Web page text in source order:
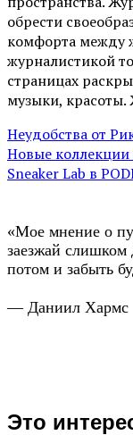
обрести
комфорта между
журналистикой
страницах
музыки, красоты.
Неудобства от
Новые
Sneaker Lab в
«Мое мнение о
заезжай слишком
потом и забыть
— Даниил Хармс
Это